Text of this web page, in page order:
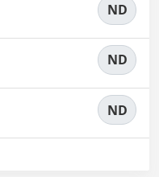
ND
ND
ND